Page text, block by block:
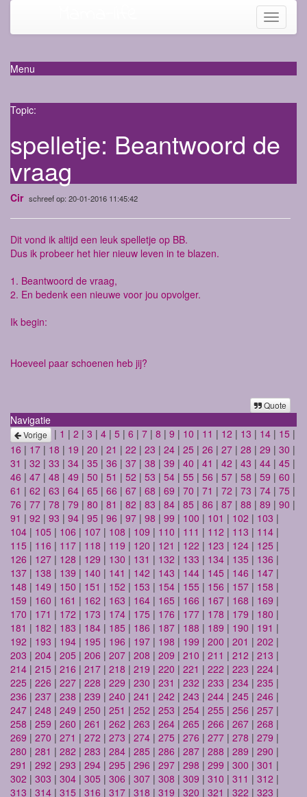
Toggle
Menu
Topic:
spelletje: Beantwoord de
vraag
Cir schreef op: 20-01-2016 11:45:42
Dit vond ik altijd een leuk spelletje op BB.
Dus ik probeer het hier nieuw leven in te blazen.
1. Beantwoord de vraag,
2. En bedenk een nieuwe voor jou opvolger.
Ik begin:
Hoeveel paar schoenen heb jij?
Quote
Navigatie
Vorige | 1 | 2 | 3 | 4 | 5 | 6 | 7 | 8 | 9 | 10 | 11 | 12 | 13 | 14 | 15 |
16 | 17 | 18 | 19 | 20 | 21 | 22 | 23 | 24 | 25 | 26 | 27 | 28 | 29 | 30 |
31 | 32 | 33 | 34 | 35 | 36 | 37 | 38 | 39 | 40 | 41 | 42 | 43 | 44 | 45 |
46 | 47 | 48 | 49 | 50 | 51 | 52 | 53 | 54 | 55 | 56 | 57 | 58 | 59 | 60 |
61 | 62 | 63 | 64 | 65 | 66 | 67 | 68 | 69 | 70 | 71 | 72 | 73 | 74 | 75 |
76 | 77 | 78 | 79 | 80 | 81 | 82 | 83 | 84 | 85 | 86 | 87 | 88 | 89 | 90 |
91 | 92 | 93 | 94 | 95 | 96 | 97 | 98 | 99 | 100 | 101 | 102 | 103 |
104 | 105 | 106 | 107 | 108 | 109 | 110 | 111 | 112 | 113 | 114 |
115 | 116 | 117 | 118 | 119 | 120 | 121 | 122 | 123 | 124 | 125 |
126 | 127 | 128 | 129 | 130 | 131 | 132 | 133 | 134 | 135 | 136 |
137 | 138 | 139 | 140 | 141 | 142 | 143 | 144 | 145 | 146 | 147 |
148 | 149 | 150 | 151 | 152 | 153 | 154 | 155 | 156 | 157 | 158 |
159 | 160 | 161 | 162 | 163 | 164 | 165 | 166 | 167 | 168 | 169 |
170 | 171 | 172 | 173 | 174 | 175 | 176 | 177 | 178 | 179 | 180 |
181 | 182 | 183 | 184 | 185 | 186 | 187 | 188 | 189 | 190 | 191 |
192 | 193 | 194 | 195 | 196 | 197 | 198 | 199 | 200 | 201 | 202 |
203 | 204 | 205 | 206 | 207 | 208 | 209 | 210 | 211 | 212 | 213 |
214 | 215 | 216 | 217 | 218 | 219 | 220 | 221 | 222 | 223 | 224 |
225 | 226 | 227 | 228 | 229 | 230 | 231 | 232 | 233 | 234 | 235 |
236 | 237 | 238 | 239 | 240 | 241 | 242 | 243 | 244 | 245 | 246 |
247 | 248 | 249 | 250 | 251 | 252 | 253 | 254 | 255 | 256 | 257 |
258 | 259 | 260 | 261 | 262 | 263 | 264 | 265 | 266 | 267 | 268 |
269 | 270 | 271 | 272 | 273 | 274 | 275 | 276 | 277 | 278 | 279 |
280 | 281 | 282 | 283 | 284 | 285 | 286 | 287 | 288 | 289 | 290 |
291 | 292 | 293 | 294 | 295 | 296 | 297 | 298 | 299 | 300 | 301 |
302 | 303 | 304 | 305 | 306 | 307 | 308 | 309 | 310 | 311 | 312 |
313 | 314 | 315 | 316 | 317 | 318 | 319 | 320 | 321 | 322 | 323 |